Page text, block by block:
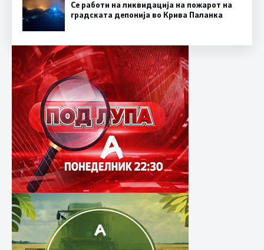
Се работи на ликвидација на пожарот на
градската депонија во Крива Паланка